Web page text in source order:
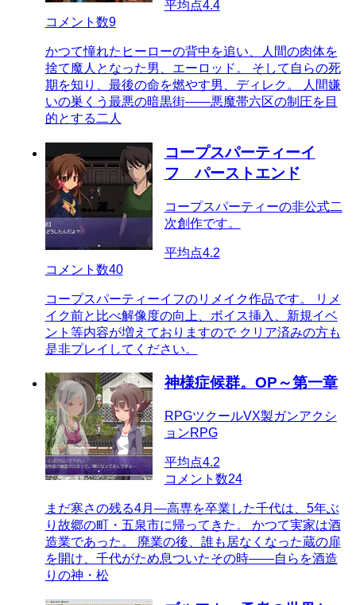
平均点4.4
コメント数9
かつて憧れたヒーローの背中を追い、人間の肉体を
捨て魔人となった男、エーロッド。 そして自らの死
期を知り、最後の命を燃やす男、ディレク。 人間嫌
いの巣くう最悪の暗黒街――悪魔帯六区の制圧を目
的とする二人
コープスパーティーイ
フ パーストエンド
コープスパーティーの非公式二
次創作です。
平均点4.2
コメント数40
コープスパーティーイフのリメイク作品です。 リメ
イク前と比べ解像度の向上、ボイス挿入、新規イベ
ント等内容が増えておりますので クリア済みの方も
是非プレイしてください。
神様症候群。OP～第一章
RPGツクールVX製ガンアクシ
ョンRPG
平均点4.2
コメント数24
まだ寒さの残る4月―高専を卒業した千代は、5年ぶ
り故郷の町・五泉市に帰ってきた。 かつて実家は酒
造業であった。 廃業の後、誰も居なくなった蔵の扉
を開け、千代がため息ついたその時――自らを酒造
りの神・松